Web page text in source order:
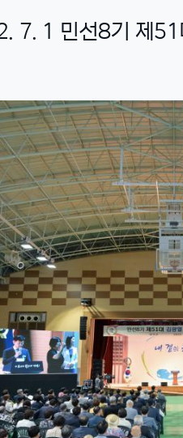
7. 1 민선8기 제51